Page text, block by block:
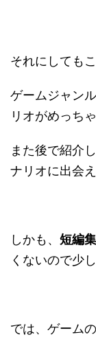
それにしても
ゲームジャン
リオがめっち
また後で紹介
ナリオに出会え
しかも、 短編集
くないので少
では、ゲーム